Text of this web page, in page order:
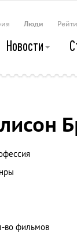
Люди
Новости
во фильмов